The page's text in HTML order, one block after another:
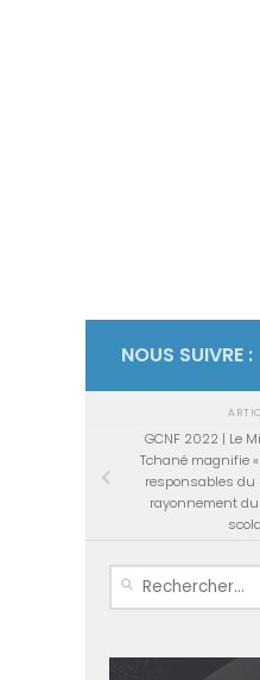
NOUS SUIVRE :
GCNF 2022 | Le
Tchané magnifie
responsables du
rayonnement
Rechercher :